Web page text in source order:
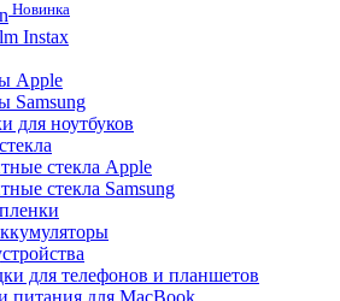
Новинка
Instax
Apple
Samsung
для ноутбуков
стекла Apple
стекла Samsung
для телефонов и планшетов
питания для MacBook